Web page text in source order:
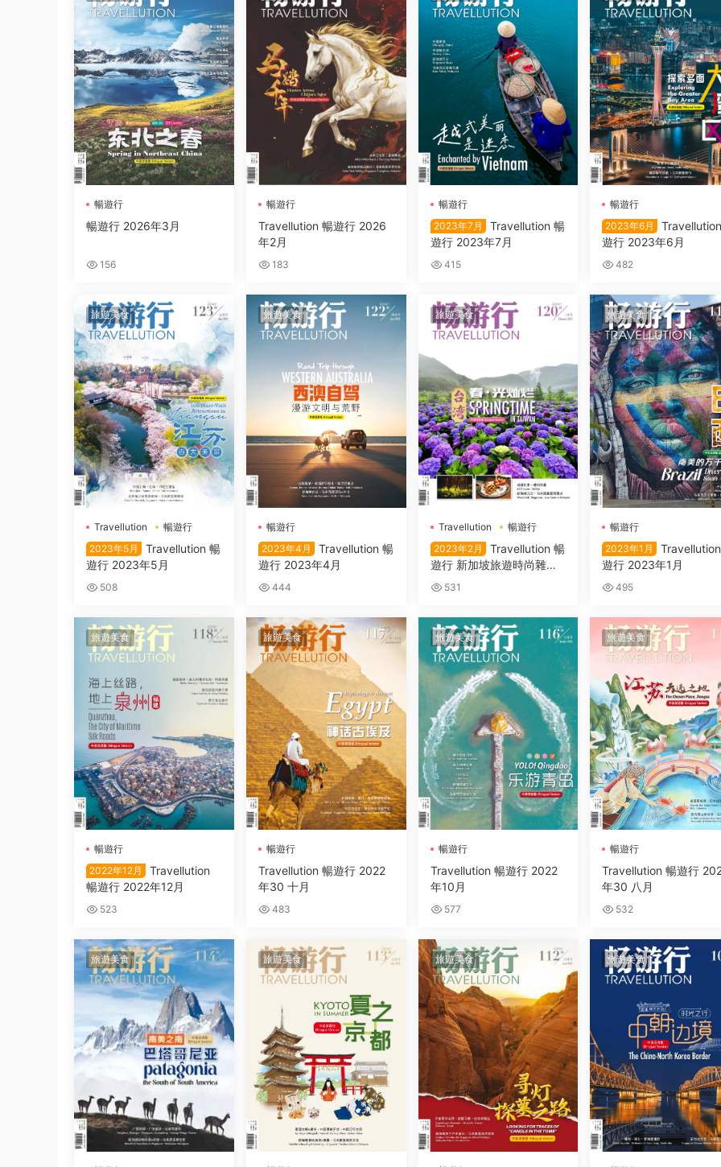
暢遊行
暢遊行 2026年3月
156
暢遊行
Travellution 暢遊行 2026
年2月
183
暢遊行
2023年7月
Travellution 暢
遊行 2023年7月
415
暢遊行
2023年6月
遊行 2023年6月
482
旅遊美食
Travellution
暢遊行
2023年5月
Travellution 暢
遊行 2023年5月
508
旅遊美食
暢遊行
2023年4月
Travellution 暢
遊行 2023年4月
444
旅遊美食
Travellution
暢遊行
2023年2月
Travellution 暢
遊行 新加坡旅遊時尚雜志
2023年2月
531
旅遊美食
暢遊行
2023年1月
遊行 2023年1月
495
旅遊美食
暢遊行
2022年12月
Travellution
暢遊行 2022年12月
523
旅遊美食
暢遊行
Travellution 暢遊行 2022
年30 十月
483
旅遊美食
暢遊行
Travellution 暢遊行 2022
年10月
577
旅遊美食
暢遊行
Travellution 暢遊行
年30 八月
532
旅遊美食 旅遊美食 旅遊美食 旅遊美食